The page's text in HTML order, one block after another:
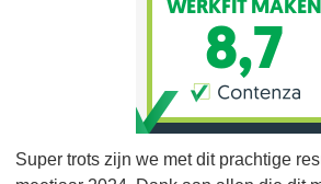
Super trots zijn we met dit prachtige